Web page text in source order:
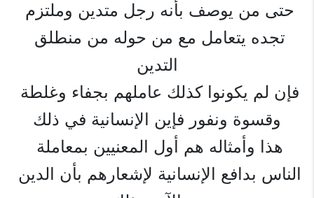
حتى من يوصف بأنه رجل متدين وملتزم
تجده يتعامل مع من حوله من منطلق
التدين
فإن لم يكونوا كذلك عاملهم بجفاء وغلطة
وقسوة ونفور فإين الإنسانية في ذلك
هذا وأمثاله هم أول المعنيين بمعاملة
الناس بدافع الإنسانية لإشعارهم بأن الدين